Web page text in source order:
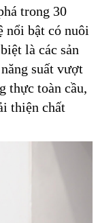
trong 30
nổi bật có nuôi
là các sản
suất vượt
thực toàn cầu,
thiện chất